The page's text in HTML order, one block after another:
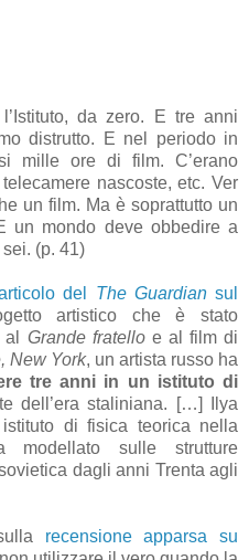
da zero. E tre anni
distrutto. E nel periodo in
mille ore di film. C’erano
nascoste, etc. Ver
un film. Ma è soprattutto un
un mondo deve obbedire a
(p. 41)
del The Guardiansul
artistico che è stato
al Grande fratelloe al film di
New York, un artista russo ha
tre anni in un istituto di
dell’era staliniana. […] Ilya
di fisica teorica nella
modellato sulle strutture
dagli anni Trenta agli
recensione apparsa su